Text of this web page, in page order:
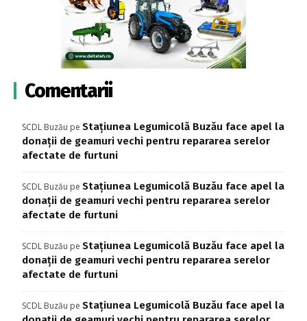
Comentarii
SCDL Buzău pe Stațiunea Legumicolă Buzău face apel la
donații de geamuri vechi pentru repararea serelor
afectate de furtuni
SCDL Buzău pe Stațiunea Legumicolă Buzău face apel la
donații de geamuri vechi pentru repararea serelor
afectate de furtuni
SCDL Buzău pe Stațiunea Legumicolă Buzău face apel la
donații de geamuri vechi pentru repararea serelor
afectate de furtuni
SCDL Buzău pe Stațiunea Legumicolă Buzău face apel la